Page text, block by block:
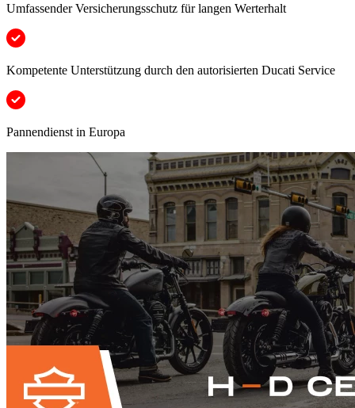
Umfassender Versicherungsschutz für langen Werterhalt
Kompetente Unterstützung durch den autorisierten Ducati Service
Pannendienst in Europa